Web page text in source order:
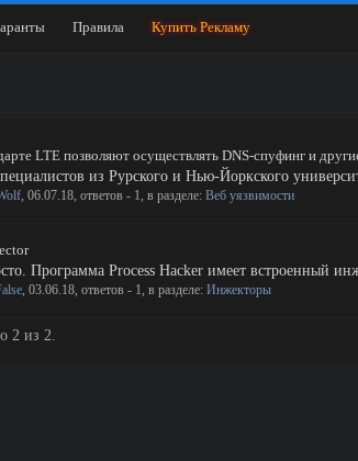
LTE позволяют осуществлять DNS-спуфинг и
из Рурского и Нью-Йоркского
, 06.07.18, ответов - 1, в разделе: Веб уязвимости
Программа Process Hacker имеет встроенный
, 03.06.18, ответов - 1, в разделе: Инжекторы
2 из 2.
Правила Купить Рекламу